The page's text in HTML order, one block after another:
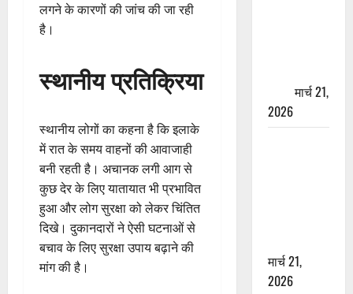
लगने के कारणों की जांच की जा रही
है।
स्थानीय प्रतिक्रिया
स्थानीय लोगों का कहना है कि इलाके
में रात के समय वाहनों की आवाजाही
बनी रहती है। अचानक लगी आग से
कुछ देर के लिए यातायात भी प्रभावित
हुआ और लोग सुरक्षा को लेकर चिंतित
दिखे। दुकानदारों ने ऐसी घटनाओं से
बचाव के लिए सुरक्षा उपाय बढ़ाने की
मांग की है।
मार्च 21,
2026
मार्च 21,
2026